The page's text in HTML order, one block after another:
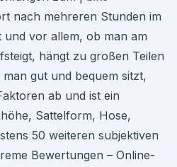
nach mehreren Stunden im
vor allem, ob man am
hängt zu großen Teilen
gut und bequem sitzt,
ab und ist ein
Sattelform, Hose,
50 weiteren subjektiven
Bewertungen – Online-